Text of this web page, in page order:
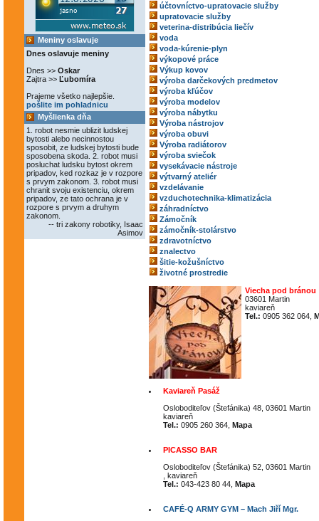
Meniny oslavuje
Dnes oslavuje meniny
Dnes >> Oskar
Zajtra >> Ľubomíra
Prajeme všetko najlepšie.
pošlite im pohladnicu
Myšlienka dňa
1. robot nesmie ublizit ludskej
bytosti alebo necinnostou
sposobit, ze ludskej bytosti bude
sposobena skoda. 2. robot musi
posluchat ludsku bytost okrem
pripadov, ked rozkaz je v rozpore
s prvym zakonom. 3. robot musi
chranit svoju existenciu, okrem
pripadov, ze tato ochrana je v
rozpore s prvym a druhym
zakonom.
-- tri zakony robotiky, Isaac
Asimov
účtovníctvo-upratovacie služby
upratovacie služby
veterina-distribúcia liečív
voda
voda-kúrenie-plyn
výkopové práce
Výkup kovov
výroba darčekových predmetov
výroba kľúčov
výroba modelov
výroba nábytku
Výroba nástrojov
výroba obuvi
Výroba radiátorov
výroba sviečok
vysekávacie nástroje
výtvarný ateliér
vzdelávanie
vzduchotechnika-klimatizácia
záhradníctvo
Zámočník
zámočník-stolárstvo
zdravotníctvo
znalectvo
šitie-kožušníctvo
životné prostredie
Viecha pod bránou
03601 Martin
kaviareň
Tel.: 0905 362 064,
Kaviareň Pasáž
Osloboditeľov (Štefánika) 48, 03601 Martin
kaviareň
Tel.: 0905 260 364, Mapa
PICASSO BAR
Osloboditeľov (Štefánika) 52, 03601 Martin
, kaviareň
Tel.: 043-423 80 44, Mapa
CAFÉ-Q ARMY GYM – Mach Jiří Mgr.